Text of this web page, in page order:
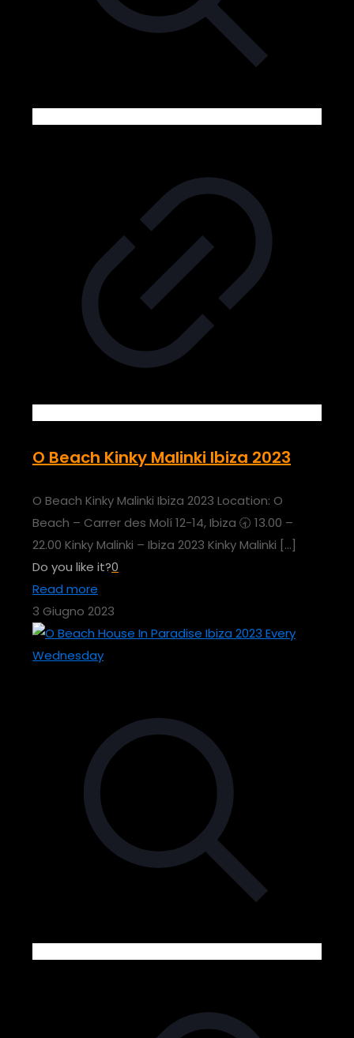
O Beach Kinky Malinki Ibiza 2023
O Beach Kinky Malinki Ibiza 2023 Location: O
Beach – Carrer des Molí 12-14, Ibiza 🕣 13.00 –
22.00 Kinky Malinki – Ibiza 2023 Kinky Malinki […]
Do you like it?0
Read more
3 Giugno 2023